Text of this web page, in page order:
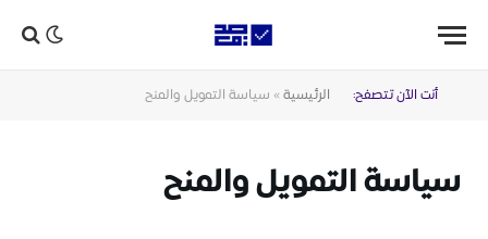
أنت الآن تتصفح: الرئيسية » سياسة التمويل والمنح
سياسة التمويل والمنح